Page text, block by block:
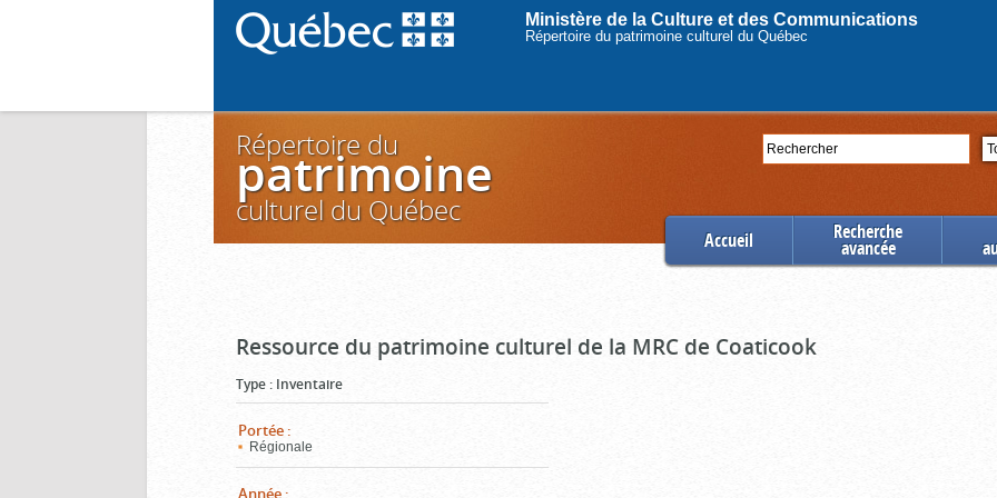
Ministère de la Culture et des Communications
Répertoire du patrimoine culturel du Québec
Rechercher
Répertoire du
patrimoine
culturel du Québec
Accueil Recherche
avancée
Ressource du patrimoine culturel de la MRC de Coaticook
Type : Inventaire
Portée :
Régionale